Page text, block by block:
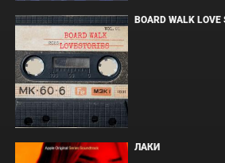
BOARD WALK LOVE
ЛАКИ